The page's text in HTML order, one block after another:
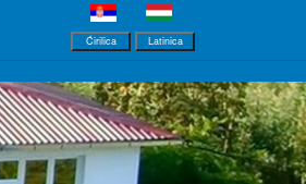
Ćirilica Latinica